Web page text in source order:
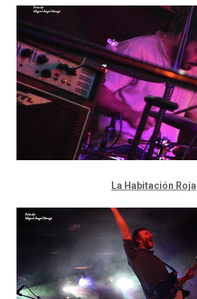
La Habitación Roja